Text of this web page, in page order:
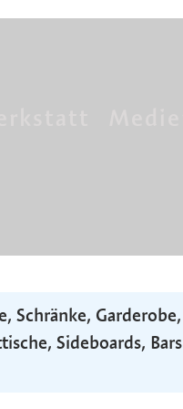
Schränke, Garderobe,
Side­boards, Bars